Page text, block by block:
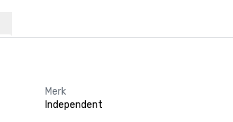
Merk
Independent